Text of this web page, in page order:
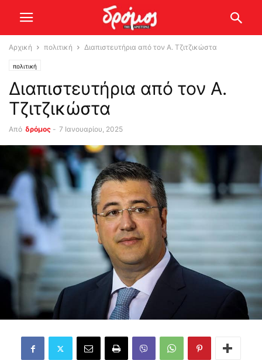
Αρχική πολιτική Διαπιστευτήρια από τον Α. Τζιτζικώστα
πολιτική
Διαπιστευτήρια από τον Α.
Τζιτζικώστα
Από δρόμος - 7 Ιανουαρίου, 2025